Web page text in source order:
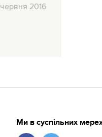
червня 2016
Ми в суспільних